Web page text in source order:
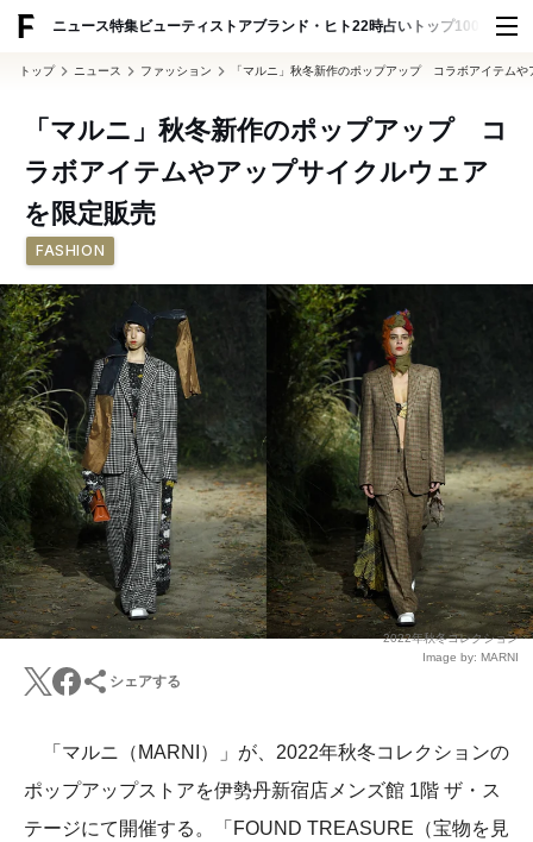
ニュース特集ビューティ ストアブランド・ヒト22時占い トップ100 スナッ
トップ ニュース ファッション 「マルニ」秋冬新作のポップアップ コラボアイテム
「マルニ」秋冬新作のポップアップ コ
ラボアイテムやアップサイクルウェア
を限定販売
FASHION
2022年秋冬コレクション
Image by: MARNI
シェアする
「マルニ（MARNI）」が、2022年秋冬コレクションの
ポップアップストアを伊勢丹新宿店メンズ館 1階 ザ・ス
テージにて開催する。「FOUND TREASURE（宝物を見